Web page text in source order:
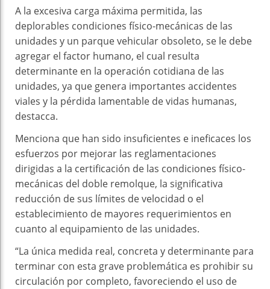
A la excesiva carga máxima permitida, las
deplorables condiciones físico-mecánicas de las
unidades y un parque vehicular obsoleto, se le debe
agregar el factor humano, el cual resulta
determinante en la operación cotidiana de las
unidades, ya que genera importantes accidentes
viales y la pérdida lamentable de vidas humanas,
destacca.
Menciona que han sido insuficientes e ineficaces los
esfuerzos por mejorar las reglamentaciones
dirigidas a la certificación de las condiciones físico-
mecánicas del doble remolque, la significativa
reducción de sus límites de velocidad o el
establecimiento de mayores requerimientos en
cuanto al equipamiento de las unidades.
“La única medida real, concreta y determinante para
terminar con esta grave problemática es prohibir su
circulación por completo, favoreciendo el uso de